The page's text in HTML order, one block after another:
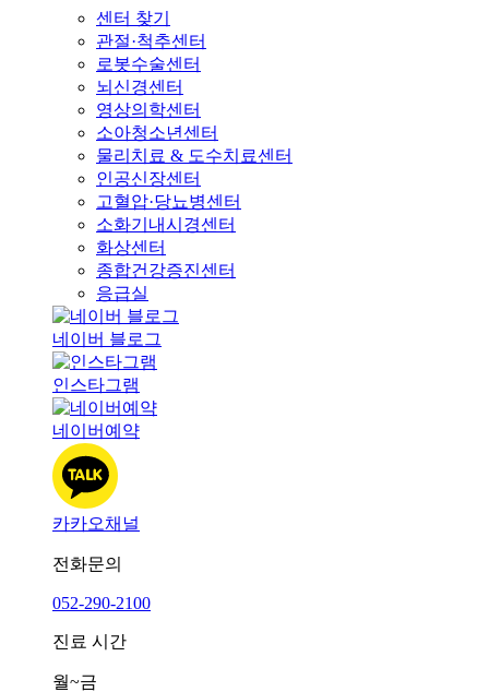
센터 찾기
관절·척추센터
로봇수술센터
뇌신경센터
영상의학센터
소아청소년센터
물리치료 & 도수치료센터
인공신장센터
고혈압·당뇨병센터
소화기내시경센터
화상센터
종합건강증진센터
응급실
네이버 블로그
인스타그램
네이버예약
카카오채널
전화문의
052-290-2100
진료 시간
월~금